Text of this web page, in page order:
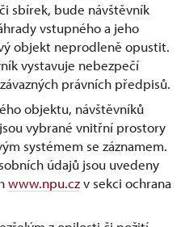
sbírek, bude návštěvník
vstupného a jeho
objekt neprodleně opustit.
vystavuje nebezpečí
právních předpisů.
objektu, návštěvníků
vybrané vnitřní prostory
systémem se záznamem.
údajů jsou uvedeny
www.npu.czv sekci ochrana